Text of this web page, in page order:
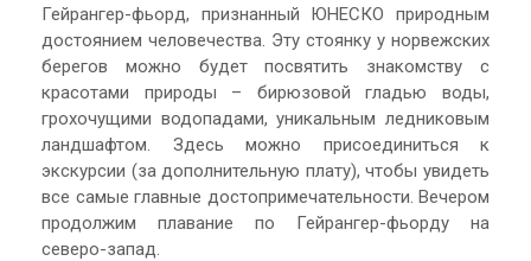
Гейрангер-фьорд, признанный ЮНЕСКО природным
достоянием человечества. Эту стоянку у норвежских
берегов можно будет посвятить знакомству с
красотами природы – бирюзовой гладью воды,
грохочущими водопадами, уникальным ледниковым
ландшафтом. Здесь можно присоединиться к
экскурсии (за дополнительную плату), чтобы увидеть
все самые главные достопримечательности. Вечером
продолжим плавание по Гейрангер-фьорду на
северо-запад.